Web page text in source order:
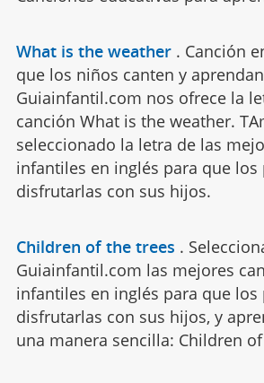
What is the weather . Canción
que los niños canten y
Guiainfantil.com nos ofrece la
canción What is the weather.
seleccionado la letra de las
infantiles en inglés para que los
disfrutarlas con sus hijos.
Children of the trees .
Guiainfantil.com las mejores
infantiles en inglés para que los
disfrutarlas con sus hijos, y
una manera sencilla: Children